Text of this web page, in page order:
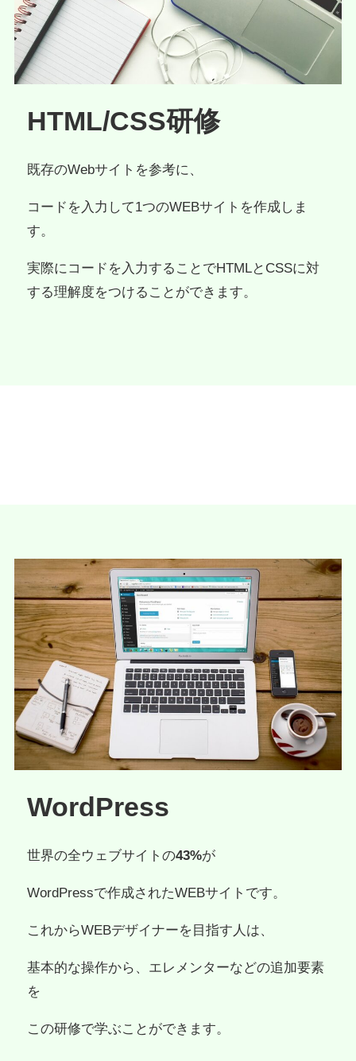
HTML/CSS研修
既存のWebサイトを参考に、
コードを入力して1つのWEBサイトを作成しま
す。
実際にコードを入力することでHTMLとCSSに対
する理解度をつけることができます。
WordPress
世界の全ウェブサイトの43%が
WordPressで作成されたWEBサイトです。
これからWEBデザイナーを目指す人は、
基本的な操作から、エレメンターなどの追加要素
を
この研修で学ぶことができます。